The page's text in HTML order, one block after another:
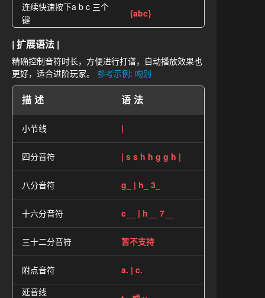
连续快速按下a b c 三个
键
{abc}
| 扩展语法 |
精确控制音符时长，方便进行打谱，自动播放效果也
更好，适合进阶玩家。参考示例: 吻别
描述 语法
小节线 |
四分音符 | s s h h g g h |
八分音符 g_ | h_ 3_
十六分音符 c__ | h__ 7__
三十二分音符 暂不支持
附点音符
a. | c.
延音线